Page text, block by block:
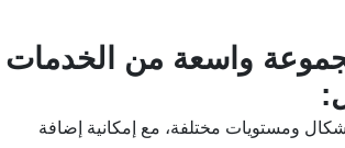
واسعة من الخدمات
ومستويات مختلفة، مع إمكانية إضافة